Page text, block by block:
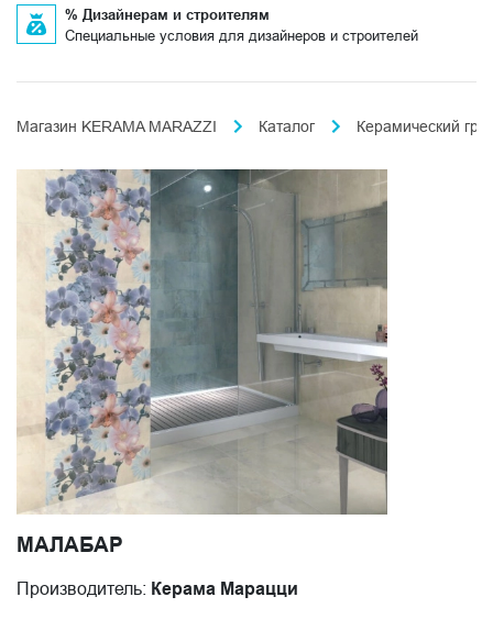
% Дизайнерам и строителям
Специальные условия для дизайнеров и строителей
Магазин KERAMA MARAZZI Каталог Керамический
МАЛАБАР
Производитель: Керама Марацци